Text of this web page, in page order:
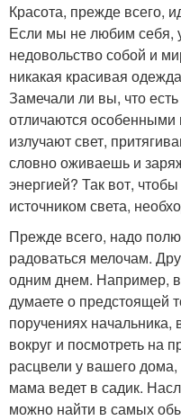
Красота, прежде всего,
Если мы не любим себя,
недовольство собой и
никакая красивая
Замечали ли вы, что
отличаются
излучают свет,
словно оживаешь и
энергией? Так вот,
источником света,
Прежде всего, надо
радоваться мелочам.
одним днем. Например,
думаете о предстоящей
поручениях начальника,
вокруг и посмотреть на
расцвели у вашего
мама ведет в садик.
можно найти в самых